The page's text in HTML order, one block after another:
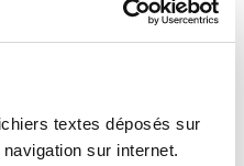
textes déposés sur
sur internet.